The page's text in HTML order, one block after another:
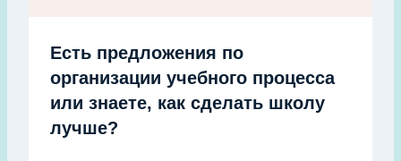
Есть предложения по
организации учебного процесса
или знаете, как сделать школу
лучше?